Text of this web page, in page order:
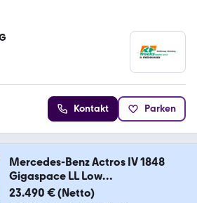
Kontakt Parken
Mercedes-Benz Actros IV 1848
Gigaspace LL Low
*Retarder/Alcoa
23.490 € (Netto)